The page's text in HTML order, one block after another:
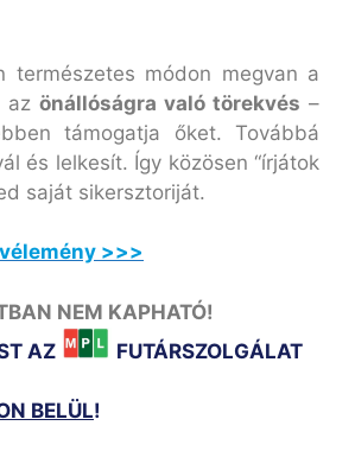
természetes módon megvan a
az önállóságra való törekvés –
támogatja őket. Továbbá
és lelkesít. Így közösen “írjátok
saját sikersztoriját.
>>>
NEM KAPHATÓ!
AZ
FUTÁRSZOLGÁLAT
BELÜL!